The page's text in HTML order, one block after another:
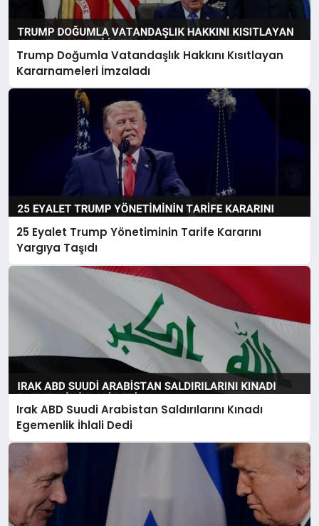
Trump Doğumla Vatandaşlık Hakkını Kısıtlayan
Kararnameleri İmzaladı
25 Eyalet Trump Yönetiminin Tarife Kararını
Yargıya Taşıdı
Irak ABD Suudi Arabistan Saldırılarını Kınadı
Egemenlik İhlali Dedi